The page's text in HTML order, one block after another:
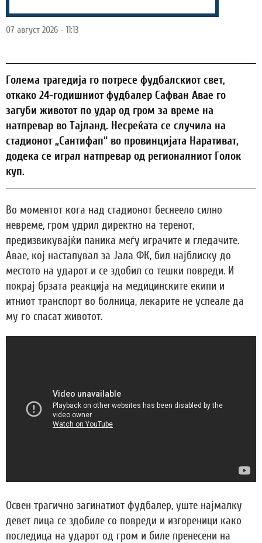
07 август 2026 - 11:13
Голема трагедија го потресе фудбалскиот свет,
откако 24-годишниот фудбалер Сафван Авае го
загуби животот по удар од гром за време на
натпревар во Тајланд. Несреќата се случила на
стадионот „Сантифап“ во провинцијата Наративат,
додека се играл натпревар од регионалниот Голок
куп.
Во моментот кога над стадионот беснеело силно
невреме, гром удрил директно на теренот,
предизвикувајќи паника меѓу играчите и гледачите.
Авае, кој настапувал за Јала ФК, бил најблиску до
местото на ударот и се здобил со тешки повреди. И
покрај брзата реакција на медицинските екипи и
итниот транспорт во болница, лекарите не успеале да
му го спасат животот.
Освен трагично загинатиот фудбалер, уште најмалку
девет лица се здобиле со повреди и изгореници како
последица на ударот од гром и биле пренесени на